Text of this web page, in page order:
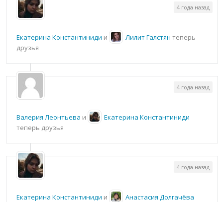
Екатерина Константиниди и Лилит Галстян теперь
друзья
4 года назад
Валерия Леонтьева и
Екатерина Константиниди
теперь друзья
4 года назад
Екатерина Константиниди и
Анастасия Долгачёва
4 года назад